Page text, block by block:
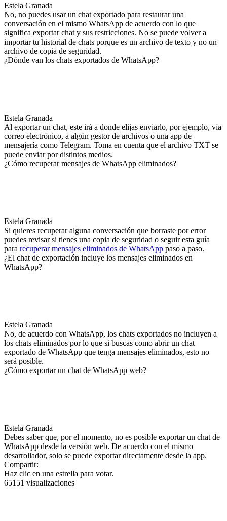
Estela Granada
No, no puedes usar un chat exportado para restaurar una
conversación en el mismo WhatsApp de acuerdo con lo que
significa exportar chat y sus restricciones. No se puede volver a
importar tu historial de chats porque es un archivo de texto y no un
archivo de copia de seguridad.
¿Dónde van los chats exportados de WhatsApp?
Estela Granada
Al exportar un chat, este irá a donde elijas enviarlo, por ejemplo, vía
correo electrónico, a algún gestor de archivos o una app de
mensajería como Telegram. Toma en cuenta que el archivo TXT se
puede enviar por distintos medios.
¿Cómo recuperar mensajes de WhatsApp eliminados?
Estela Granada
Si quieres recuperar alguna conversación que borraste por error
puedes revisar si tienes una copia de seguridad o seguir esta guía
para recuperar mensajes eliminados de WhatsApp paso a paso.
¿El chat de exportación incluye los mensajes eliminados en
WhatsApp?
Estela Granada
No, de acuerdo con WhatsApp, los chats exportados no incluyen a
los chats eliminados por lo que si buscas como abrir un chat
exportado de WhatsApp que tenga mensajes eliminados, esto no
será posible.
¿Cómo exportar un chat de WhatsApp web?
Estela Granada
Debes saber que, por el momento, no es posible exportar un chat de
WhatsApp desde la versión web. De acuerdo con el mismo
desarrollador, solo se puede exportar directamente desde la app.
Compartir:
Haz clic en una estrella para votar.
65151 visualizaciones